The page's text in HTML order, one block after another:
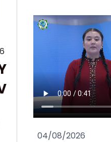
04/08/2026